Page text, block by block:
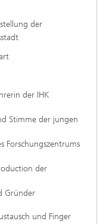
der
der IHK
Stimme der jungen
Forschungszentrums
der
Gründer
und Finger